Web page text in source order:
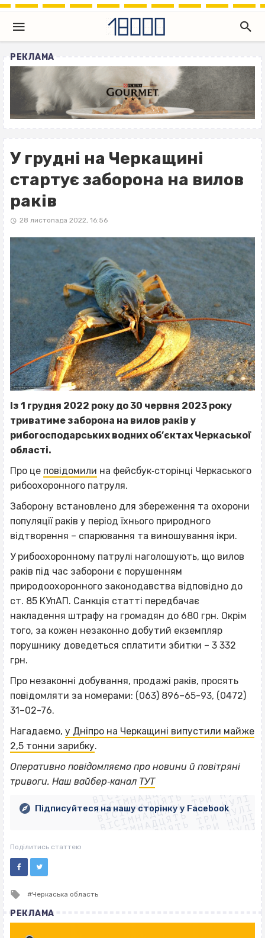
РЕКЛАМА
У грудні на Черкащині
стартує заборона на вилов
раків
28 листопада 2022, 16:56
Із 1 грудня 2022 року до 30 червня 2023 року
триватиме заборона на вилов раків у
рибогосподарських водних об’єктах Черкаської
області.
Про це повідомили на фейсбук‐сторінці Черкаського
рибоохоронного патруля.
Заборону встановлено для збереження та охорони
популяції раків у період їхнього природного
відтворення – спарювання та виношування ікри.
У рибоохоронному патрулі наголошують, що вилов
раків під час заборони є порушенням
природоохоронного законодавства відповідно до
ст. 85 КУпАП. Санкція статті передбачає
накладення штрафу на громадян до 680 грн. Окрім
того, за кожен незаконно добутий екземпляр
порушнику доведеться сплатити збитки – 3 332
грн.
Про незаконні добування, продажі раків, просять
повідомляти за номерами: (063) 896–65-93, (0472)
31–02-76.
Нагадаємо, у Дніпро на Черкащині випустили майже
2,5 тонни зарибку.
Оперативно повідомляємо про новини й повітряні
тривоги. Наш вайбер‐канал ТУТ
ВІСІМНАДЦЯТЬ ТРИ НУЛІ
ВІСІМНАДЦЯТЬ ТРИ НУЛІ
ВІСІМНАДЦЯТЬ ТРИ НУЛІ
ВІСІМНАДЦЯТЬ ТРИ НУЛІ
ВІСІМНАДЦЯТЬ ТРИ НУЛІ
ВІСІМНАДЦЯТЬ ТРИ НУЛІ
ВІСІМНАДЦЯТЬ ТРИ НУЛІ
ВІСІМНАДЦЯТЬ ТРИ НУЛІ
Підписуйтеся на нашу сторінку у Facebook
Поділитись статтею
Tagged
Черкаська область
РЕКЛАМА